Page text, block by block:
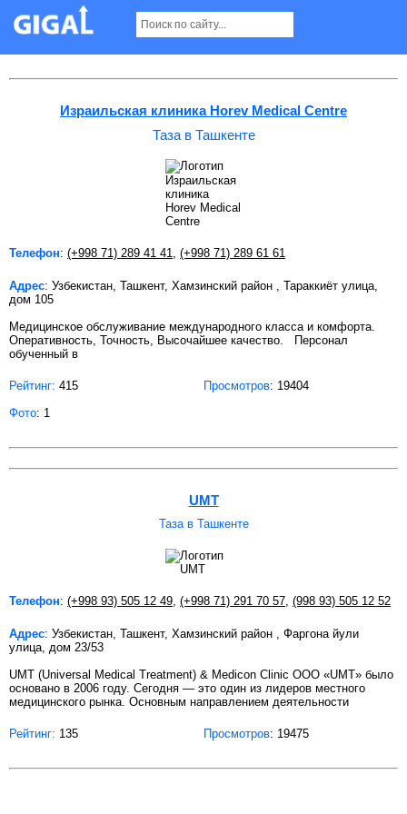
Таза в Ташкенте
Израильская клиника Horev Medical Centre
Таза в Ташкенте
Телефон: (+998 71) 289 41 41 (+998 71) 289 61 61
Адрес: Узбекистан, Ташкент, Хамзинский район , Тараккиёт улица,
дом 105
Медицинское обслуживание международного класса и комфорта.
Оперативность, Точность, Высочайшее качество. Персонал
обученный в
Рейтинг: 415 Просмотров: 19404
Фото: 1
UMT
Таза в Ташкенте
Телефон: (+998 93) 505 12 49, (+998 71) 291 70 57, (998 93) 505 12 52
Адрес: Узбекистан, Ташкент, Хамзинский район , Фаргона йули
улица, дом 23/53
UMT (Universal Medical Treatment) & Medicon Clinic OOO «UMT» было
основано в 2006 году. Сегодня — это один из лидеров местного
медицинского рынка. Основным направлением деятельности
Рейтинг: 135 Просмотров: 19475